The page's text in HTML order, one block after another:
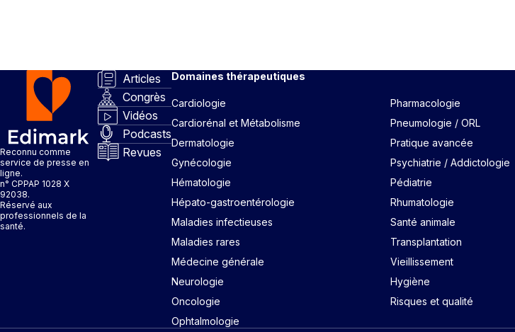
Reconnu comme
service de presse en
ligne.
n° CPPAP 1028 X
92038.
Réservé aux
professionnels de la
santé.
Articles
Congrès
Vidéos
Podcasts
Revues
Domaines thérapeutiques
Cardiologie
Cardiorénal et Métabolisme
Dermatologie
Gynécologie
Hématologie
Hépato-gastroentérologie
Maladies infectieuses
Maladies rares
Médecine générale
Neurologie
Oncologie
Ophtalmologie
Pharmacologie
Pneumologie / ORL
Pratique avancée
Psychiatrie / Addictologie
Pédiatrie
Rhumatologie
Santé animale
Transplantation
Vieillissement
Hygiène
Risques et qualité